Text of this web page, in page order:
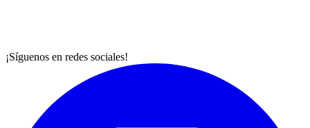
¡Síguenos en redes sociales!